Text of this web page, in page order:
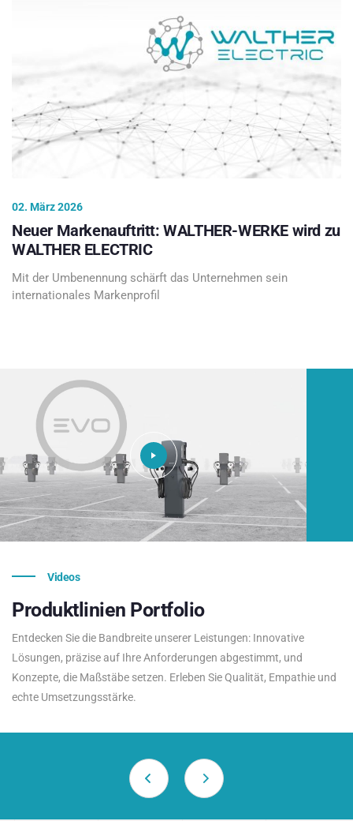
02. März 2026
Neuer Markenauftritt: WALTHER-WERKE wird zu
WALTHER ELECTRIC
Mit der Umbenennung schärft das Unternehmen sein
internationales Markenprofil
Videos
Produktlinien Portfolio
Entdecken Sie die Bandbreite unserer Leistungen: Innovative
Lösungen, präzise auf Ihre Anforderungen abgestimmt, und
Konzepte, die Maßstäbe setzen. Erleben Sie Qualität, Empathie und
echte Umsetzungsstärke.